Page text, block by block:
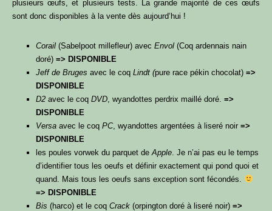
plusieurs œufs, et plusieurs tests. La grande majorité de ces œufs
sont donc disponibles à la vente dès aujourd’hui !
Corail (Sabelpoot millefleur) avec Envol (Coq ardennais nain
doré) => DISPONIBLE
Jeff de Bruges avec le coq Lindt (pure race pékin chocolat) =>
DISPONIBLE
D2 avec le coq DVD , wyandottes perdrix maillé doré. =>
DISPONIBLE
Versa avec le coq PC, wyandottes argentées à liseré noir =>
DISPONIBLE
les poules vorwek du parquet de Apple . Je n’ai pas eu le temps
d’identifier tous les oeufs et définir exactement qui pond quoi et
quand. Mais tous les oeufs sans exception sont fécondés.
=> DISPONIBLE
Bis (harco) et le coq Crack (orpington doré à liseré noir) =>